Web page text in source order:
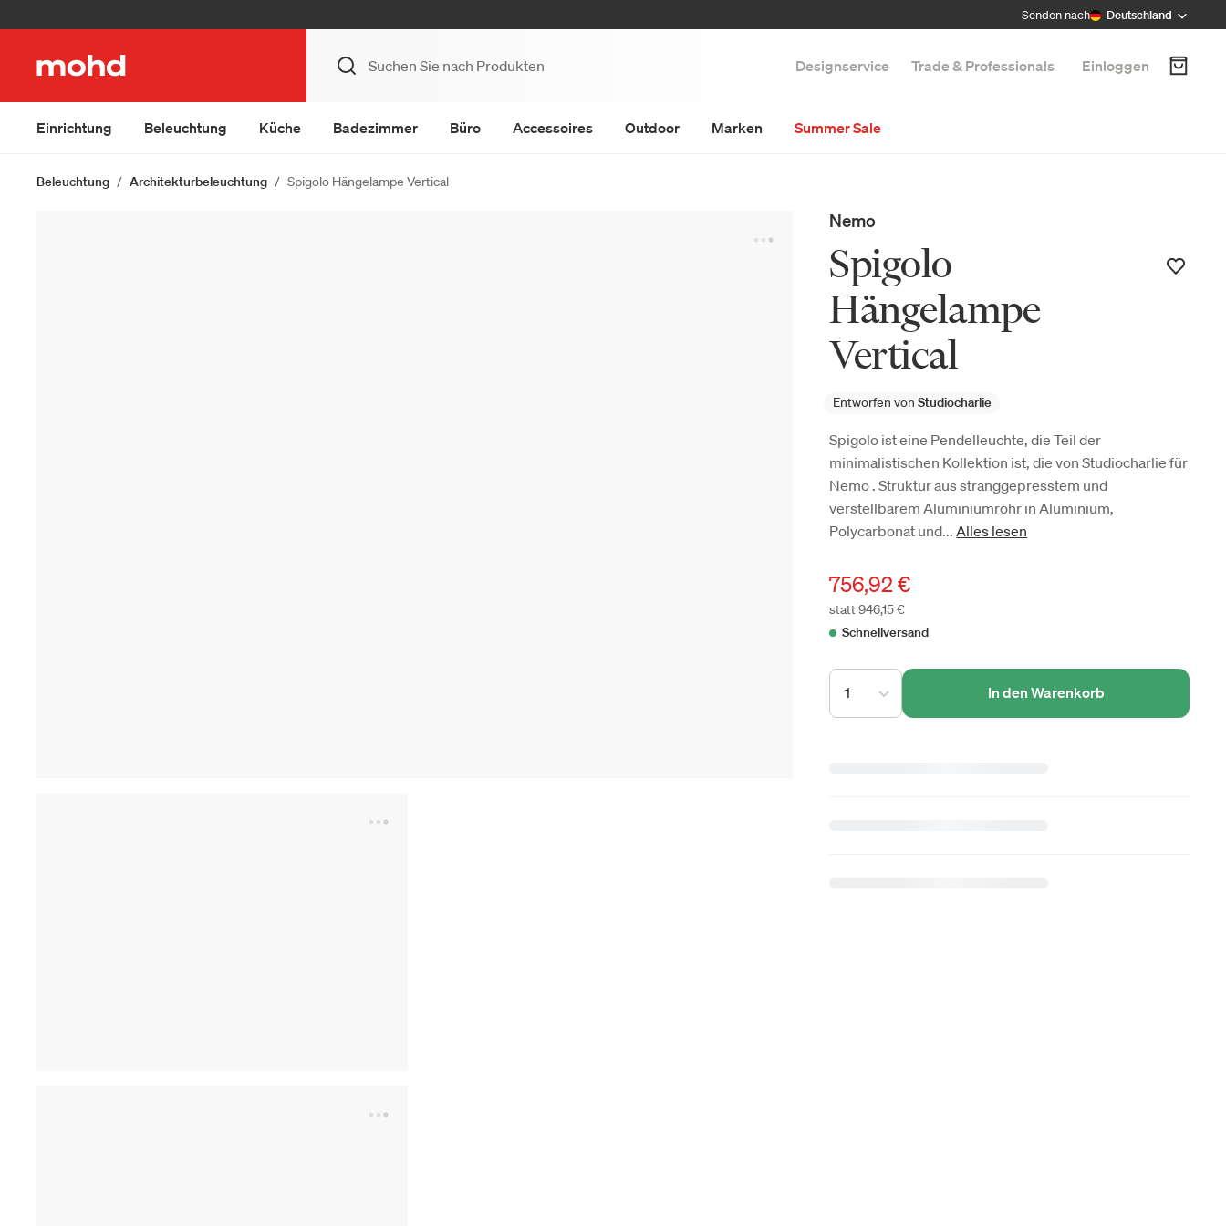
Senden nach Deutschland
Designservice Trade & Professionals Einloggen
Einrichtung Beleuchtung Küche Badezimmer Büro Accessoires Outdoor Marken Summer Sale
Beleuchtung Architekturbeleuchtung Spigolo Hängelampe Vertical
Nemo
Spigolo
Hängelampe
Vertical
Entworfen von Studiocharlie
Spigolo ist eine Pendelleuchte, die Teil der
minimalistischen Kollektion ist, die von Studiocharlie für
Nemo . Struktur aus stranggepresstem und
verstellbarem Aluminiumrohr in Aluminium,
Polycarbonat und... Alles lesen
756,92 €
statt 946,15 €
Schnellversand
1 In den Warenkorb